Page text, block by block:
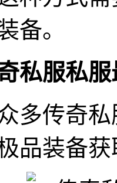
备。
私服私
多传奇
品装备